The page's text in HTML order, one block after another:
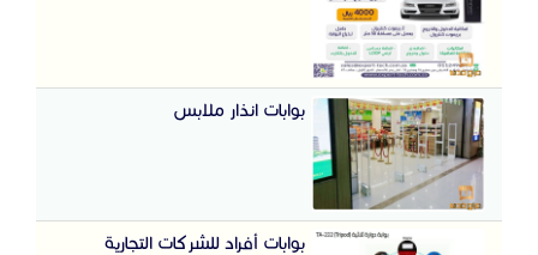
بوابات انذار ملابس
بوابات أفراد للشركات التجارية